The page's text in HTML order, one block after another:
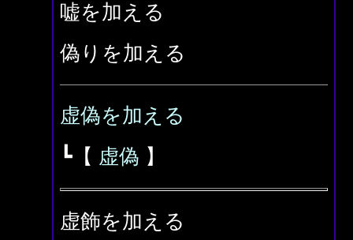
嘘を加える
偽りを加える
虚偽を加える
┗【 虚偽 】
虚飾を加える